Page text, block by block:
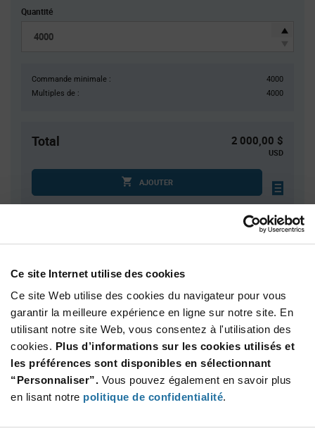
Ce site Internet utilise des cookies
Ce site Web utilise des cookies du navigateur pour vous
garantir la meilleure expérience en ligne sur notre site. En
utilisant notre site Web, vous consentez à l'utilisation des
cookies. Plus d’informations sur les cookies utilisés et
les préférences sont disponibles en sélectionnant
“Personnaliser”. Vous pouvez également en savoir plus
en lisant notre politique de confidentialité.
Quantité
Commande minimale :
4000
Multiples de :
4000
Total 2 000,00 $
USD
AJOUTER
d’expédition vers les États-Unis. Une estimation des droits
Quantité Prix unitaire
4 000+ $0.50
Product
Variant
Information
section
Emballages disponibles
Reel
Qté: 4 000+ / Prix unitaire: $0.50 / Stock: 4 000